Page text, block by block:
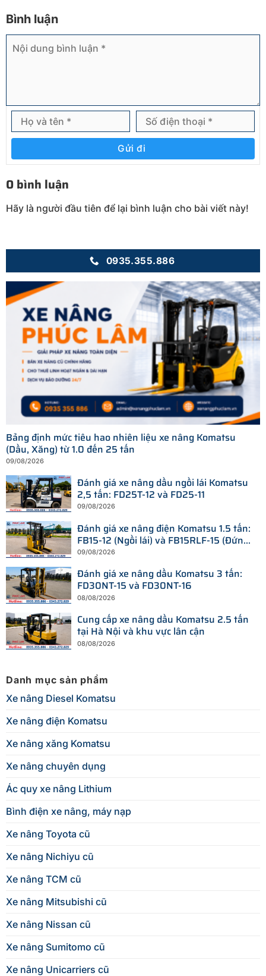
Bình luận
Gửi đi
0 bình luận
Hãy là người đầu tiên để lại bình luận cho bài viết này!
0935.355.886
Bảng định mức tiêu hao nhiên liệu xe nâng Komatsu
(Dầu, Xăng) từ 1.0 đến 25 tấn
09/08/2026
Đánh giá xe nâng dầu ngồi lái Komatsu
2,5 tấn: FD25T-12 và FD25-11
09/08/2026
Đánh giá xe nâng điện Komatsu 1.5 tấn:
FB15-12 (Ngồi lái) và FB15RLF-15 (Đứng
lái)
09/08/2026
Đánh giá xe nâng dầu Komatsu 3 tấn:
FD30NT-15 và FD30NT-16
08/08/2026
Cung cấp xe nâng dầu Komatsu 2.5 tấn
tại Hà Nội và khu vực lân cận
08/08/2026
Danh mục sản phẩm
Xe nâng Diesel Komatsu
Xe nâng điện Komatsu
Xe nâng xăng Komatsu
Xe nâng chuyên dụng
Ác quy xe nâng Lithium
Bình điện xe nâng, máy nạp
Xe nâng Toyota cũ
Xe nâng Nichiyu cũ
Xe nâng TCM cũ
Xe nâng Mitsubishi cũ
Xe nâng Nissan cũ
Xe nâng Sumitomo cũ
Xe nâng Unicarriers cũ